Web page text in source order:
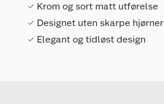
Krom og sort matt utførelse
Designet uten skarpe hjørner
Elegant og tidløst design